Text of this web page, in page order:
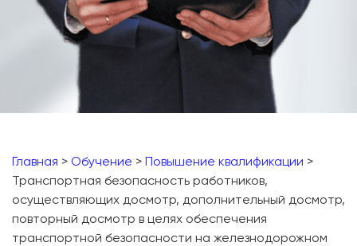
Главная > Обучение > Повышение квалификации >
Транспортная безопасность работников,
осуществляющих досмотр, дополнительный досмотр,
повторный досмотр в целях обеспечения
транспортной безопасности на железнодорожном